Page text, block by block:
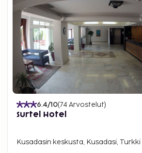
6.4/10(74 Arvostelut)
Surtel Hotel
Kusadasin keskusta, Kusadasi, Turkki